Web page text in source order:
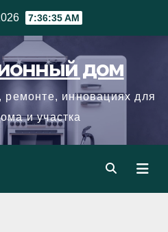
7:36:35 AM
дом
ремонте, инновациях для
и участка